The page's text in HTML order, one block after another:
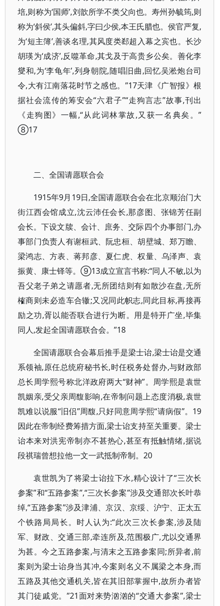
培,则称为‘国师’,刘歆所学不类父向也。寿州孙毓筠,则
称为‘斜侯’,其头偏斜,字曰少侯,本王氏腊也。侯官严复,
为‘短主簿’,善谈名理,其风度类郄超入幕之宾也。长沙
胡瑛为‘成济’,反噬革命,其戈及于高贵乡公矣。善化李
燮和,为‘李龟年’,列身朝院,随唱旧曲,回忆吴淞炮台司
令,大有江南落花时节之感也。”17天津《广智报》根
据社会流传的筹安会“六君子”“走狗言志”故事,刊出
《走狗图》一幅,“从此词林掌故,又获一名典矣。”
⑧17
二、全国请愿联合会
1915年9月19日,全国请愿联合会在北京顺治门大
街江西会馆成立,沈云沛任会长,那彦图、张锦芳任副
会长。下设文牍、会计、庶务、交际四个办事部门,办
事部门负责人有谢桓武、阮忠桓、胡壁城、郑万瞻、
梁鸿志、方表、蒋邦彦、夏仁虎、权量、乌泽声、袁
振黄、康士铎等。⑨13成立宣言书称:“同人不敏,以为
吾父老子弟之请愿者,无所团结则有如散沙在盘,无所
榷商则未必造车合辙;又况同此帜志,同此目标,再接再
励之功,胥以能否联合进行为断。用是特开广坐,毕集
同人,发起全国请愿联合会。”18
全国请愿联合会幕后推手是梁士诒,梁士诒是交通
系领袖,原任总统府秘书长,时任税务处督办,与财政部
总长周学熙号称北洋政府两大“财神”。周学熙是袁世
凯姻亲,受父亲周馥影响,在帝制问题上态度消极,袁世
凯难以说服“旧侣”周馥,只好同意周学熙“请病假”。19
因此在帝制经费筹措方面,梁士诒支持至关重要。梁士
诒本来对洪宪帝制亦不甚热心,甚至有抵触情绪,据说
段祺瑞曾想拉他一文一武抵制帝制。20
袁世凯为了将梁士诒拉下水,精心设计了“三次长
参案”和“五路参案”,“三次长参案”涉及交通部次长叶恭
绰,“五路参案”涉及津浦、京汉、京绥、沪宁、正太五
个铁路局局长。时人认为:“此次三次长参案,涉及陆
军、财政、交通三部,牵连所及,范围极广,尤以交通界
为甚。今之五路参案,与清末之五路参案同;所异者,前
案则为梁士诒身当其冲,今案则名义不属梁之本身,而
五路及其他交通机关,皆在其旧部掌握中,故所办者皆
其门徒戚党。”21面对来势汹汹的“交通大参案”,梁士